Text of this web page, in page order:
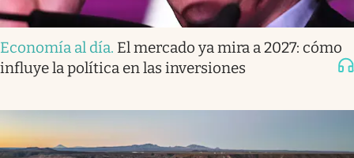
Economía al día. El mercado ya mira a 2027: cómo
influye la política en las inversiones